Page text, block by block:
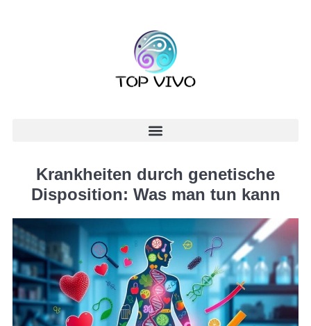
Krankheiten durch genetische
Disposition: Was man tun kann